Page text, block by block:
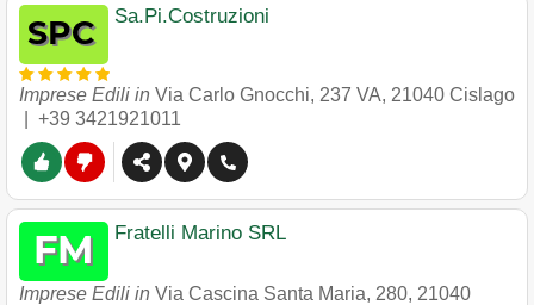
Sa.Pi.Costruzioni
Imprese Edili in Via Carlo Gnocchi, 237 VA, 21040 Cislago
+39 3421921011
Fratelli Marino SRL
Imprese Edili in Via Cascina Santa Maria, 280, 21040